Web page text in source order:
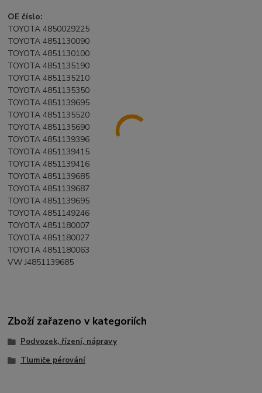
OE číslo:
TOYOTA 4850029225
TOYOTA 4851130090
TOYOTA 4851130100
TOYOTA 4851135190
TOYOTA 4851135210
TOYOTA 4851135350
TOYOTA 4851139695
TOYOTA 4851135520
TOYOTA 4851135690
TOYOTA 4851139396
TOYOTA 4851139415
TOYOTA 4851139416
TOYOTA 4851139685
TOYOTA 4851139687
TOYOTA 4851139695
TOYOTA 4851149246
TOYOTA 4851180007
TOYOTA 4851180027
TOYOTA 4851180063
VW J4851139685
Zboží zařazeno v kategoriích
Podvozek, řízení, nápravy
Tlumiče pérování